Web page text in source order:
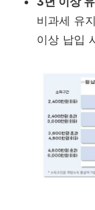
비과세 유지
이상 납입